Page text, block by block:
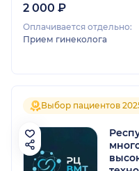
2 000 ₽
Оплачивается отдельно:
Прием гинеколога
Выбор пациентов